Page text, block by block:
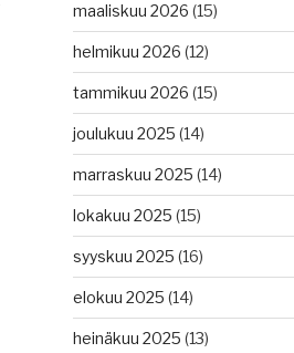
maaliskuu 2026 (15)
helmikuu 2026 (12)
tammikuu 2026 (15)
joulukuu 2025 (14)
marraskuu 2025 (14)
lokakuu 2025 (15)
syyskuu 2025 (16)
elokuu 2025 (14)
heinäkuu 2025 (13)